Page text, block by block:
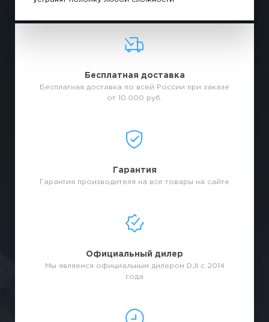
Бесплатная доставка
Бесплатная доставка по всей России при заказе
от 10.000 руб.
Гарантия
Гарантия производителя на все товары на сайте
Официальный дилер
Мы являемся официальным дилером DJI с 2014
года